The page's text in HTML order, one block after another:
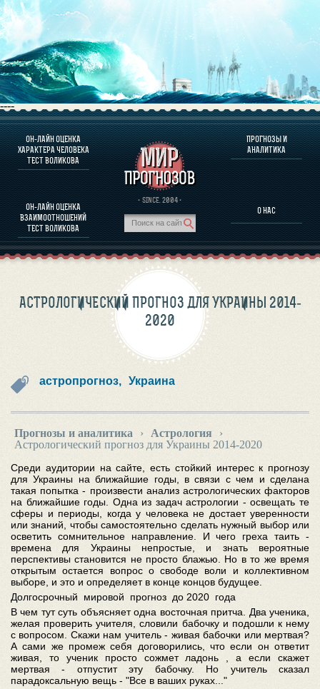
----
ОН-ЛАЙН ОЦЕНКА
ХАРАКТЕРА ЧЕЛОВЕКА
ТЕСТ ВОЛИКОВА
ОН-ЛАЙН ОЦЕНКА
ВЗАИМООТНОШЕНИЙ
ТЕСТ ВОЛИКОВА
· SINCE. 2004 ·
ПРОГНОЗЫ И
АНАЛИТИКА
О НАС
О ПРОГРАММЕ
ОЦЕНКА ХАРАКТЕРA ЧЕЛОВЕКА
ОЦЕНКА ХАРАКТЕРА ВЫДАЮЩИХСЯ ЛИЧНОСТЕЙ
О ПРОГРАММЕ
ПРОГНОЗЫ И АНАЛИТИКА
АСТРОЛОГИЧЕСКИЙ ПРОГНОЗ ДЛЯ УКРАИНЫ 2014-
2020
астропрогноз, Украина
Прогнозы и аналитика › Астрология
›
Астрологический прогноз для Украины 2014-2020
Среди аудитории на сайте, есть стойкий интерес к прогнозу
для Украины на ближайшие годы, в связи с чем и сделана
такая попытка - произвести анализ астрологических факторов
на ближайшие годы. Одна из задач астрологии - освещать те
сферы и периоды, когда у человека не достает уверенности
или знаний, чтобы самостоятельно сделать нужный выбор или
осветить сомнительное направление. И чего греха таить -
времена для Украины непростые, и знать вероятные
перспективы становится не просто блажью. Но в то же время
открытым остается вопрос о свободе воли и коллективном
выборе, и это и определяет в конце концов будущее.
Долгосрочный мировой прогноз до 2020 года
В чем тут суть объясняет одна восточная притча. Два ученика,
желая проверить учителя, словили бабочку и подошли к нему
с вопросом. Скажи нам учитель - живая бабочки или мертвая?
А сами же промеж себя договорились, что если он ответит
живая, то ученик просто сожмет ладонь , а если скажет
мертвая - отпустит эту бабочку. Но учитель сказал
парадоксальную вещь - "Все в ваших руках..."